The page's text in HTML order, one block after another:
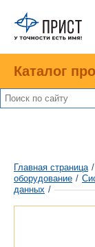
Каталог
Главная страница /
оборудование /
данных /